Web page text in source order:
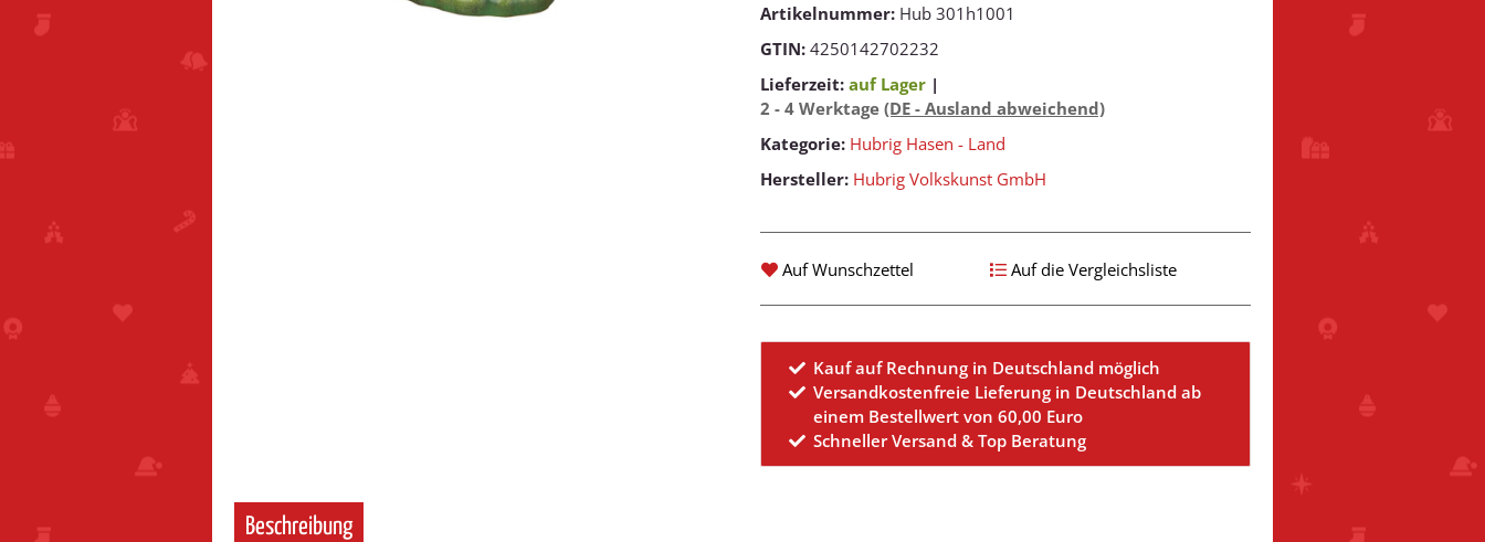
Artikelnummer: Hub 301h1001
GTIN: 4250142702232
Lieferzeit: auf Lager |
2 - 4 Werktage (DE - Ausland abweichend)
Kategorie: Hubrig Hasen - Land
Hersteller: Hubrig Volkskunst GmbH
Auf Wunschzettel Auf die Vergleichsliste
Kauf auf Rechnung in Deutschland möglich
Versandkostenfreie Lieferung in Deutschland ab
einem Bestellwert von 60,00 Euro
Schneller Versand & Top Beratung
Beschreibung